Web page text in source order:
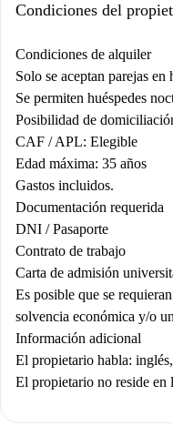
Condiciones del
Condiciones de alquiler
Solo se aceptan parejas
Se permiten huéspedes
Posibilidad de
CAF / APL: Elegible
Edad máxima: 35 años
Gastos incluidos.
Documentación requerida
DNI / Pasaporte
Contrato de trabajo
Carta de admisión
Es posible que se
solvencia económica y/o
Información adicional
El propietario habla:
El propietario no reside en